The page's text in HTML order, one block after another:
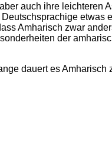
auch ihre leichteren
etwas
Amharisch zwar
der